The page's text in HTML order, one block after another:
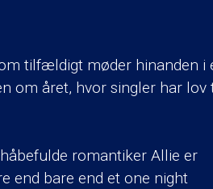
tilfældigt møder hinanden i
om året, hvor singler har lov
romantiker Allie er
end bare end et one night